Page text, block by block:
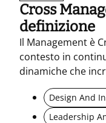
Cross
definizione
Il Management è
contesto in
dinamiche che
diverse e che
distanti per
organismo.
Design And
Leadership